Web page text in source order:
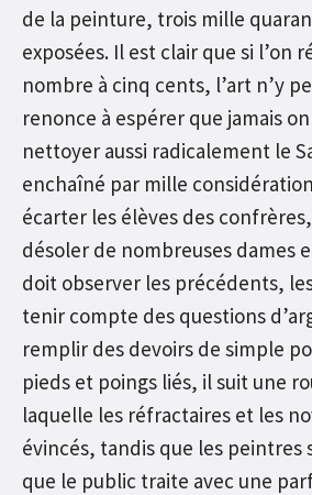
de la peinture, trois mille
exposées. Il est clair que si l’on
nombre à cinq cents, l’art n’y
renonce à espérer que jamais
nettoyer aussi radicalement le
enchaîné par mille
écarter les élèves des
désoler de nombreuses dames
doit observer les précédents,
tenir compte des questions
remplir des devoirs de simple
pieds et poings liés, il suit une
laquelle les réfractaires et les
évincés, tandis que les peintres
que le public traite avec une